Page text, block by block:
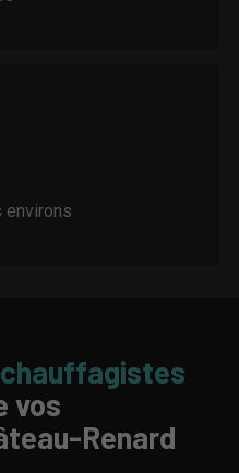
environs
vos
Renard